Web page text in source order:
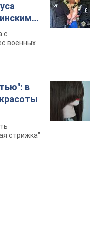
с
военных
в
стрижка"